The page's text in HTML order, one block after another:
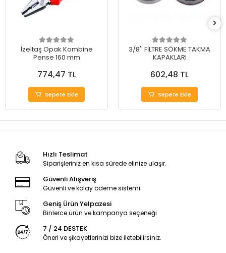
İzeltaş Opak Kombine
Pense 160 mm
774,47 TL
Sepete Ekle
3/8'' FİLTRE SÖKME TAKMA
KAPAKLARI
602,48 TL
Sepete Ekle
Hızlı Teslimat
Siparişleriniz en kısa sürede elinize ulaşır.
Güvenli Alışveriş
Güvenli ve kolay ödeme sistemi
Geniş Ürün Yelpazesi
Binlerce ürün ve kampanya seçeneği
7 / 24 DESTEK
Öneri ve şikayetlerinizi bize iletebilirsiniz.